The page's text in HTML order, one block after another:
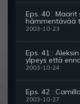
Eps. 40 :
hämmentävää
2003-10-23
Eps. 41 :
ylpeys että
2003-10-24
Eps. 42 :
2003-10-27